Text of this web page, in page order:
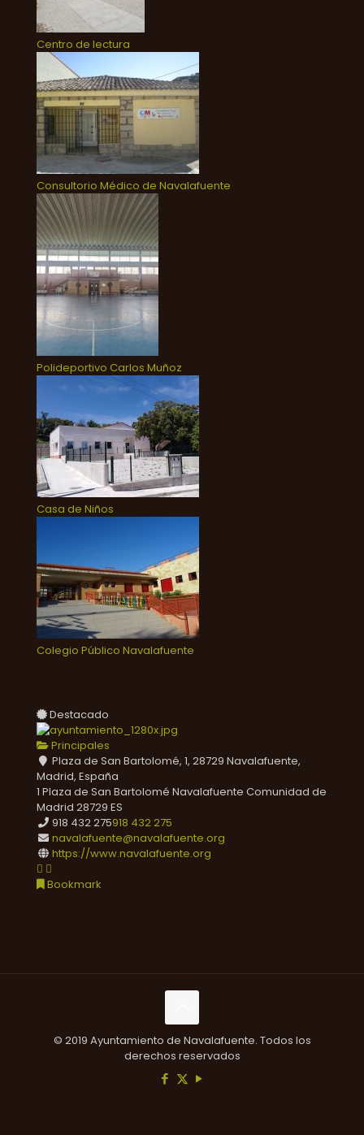
Centro de lectura
Consultorio Médico de Navalafuente
Polideportivo Carlos Muñoz
Casa de Niños
Colegio Público Navalafuente
Destacado
Principales
Plaza de San Bartolomé, 1, 28729 Navalafuente,
Madrid, España
1 Plaza de San Bartolomé Navalafuente Comunidad de
Madrid 28729 ES
918 432 275918 432 275
navalafuente@navalafuente.org
https://www.navalafuente.org
Bookmark
© 2019 Ayuntamiento de Navalafuente. Todos los
derechos reservados